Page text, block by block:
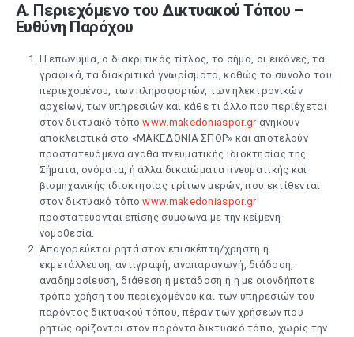
Α. Περιεχόμενο του Δικτυακού Τόπου –
Ευθύνη Παρόχου
Η επωνυμία, ο διακριτικός τίτλος, το σήμα, οι εικόνες, τα
γραφικά, τα διακριτικά γνωρίσματα, καθώς το σύνολο του
περιεχομένου, των πληροφοριών, των ηλεκτρονικών
αρχείων, των υπηρεσιών και κάθε τι άλλο που περιέχεται
στον δικτυακό τόποwww.makedoniaspor.grανήκουν
αποκλειστικά στο «ΜΑΚΕΔΟΝΙΑ ΣΠΟΡ» και αποτελούν
προστατευόμενα αγαθά πνευματικής ιδιοκτησίας της.
Σήματα, ονόματα, ή άλλα δικαιώματα πνευματικής και
βιομηχανικής ιδιοκτησίας τρίτων μερών, που εκτίθενται
στον δικτυακό τόποwww.makedoniaspor.gr
προστατεύονται επίσης σύμφωνα με την κείμενη
νομοθεσία.
Απαγορεύεται ρητά στον επισκέπτη/χρήστη η
εκμετάλλευση, αντιγραφή, αναπαραγωγή, διάδοση,
αναδημοσίευση, διάθεση ή μετάδοση ή η με οιονδήποτε
τρόπο χρήση του περιεχομένου και των υπηρεσιών του
παρόντος δικτυακού τόπου, πέραν των χρήσεων που
ρητώς ορίζονται στον παρόντα δικτυακό τόπο, χωρίς την